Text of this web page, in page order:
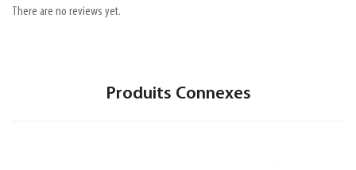
There are no reviews yet.
Produits Connexes